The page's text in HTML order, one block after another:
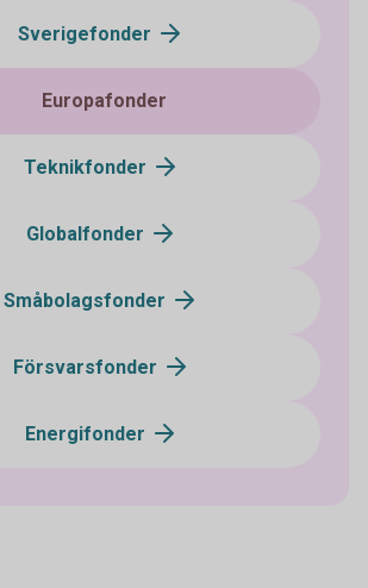
Sverigefonder
Europafonder
Teknikfonder
Globalfonder
Småbolagsfonder
Försvarsfonder
Energifonder